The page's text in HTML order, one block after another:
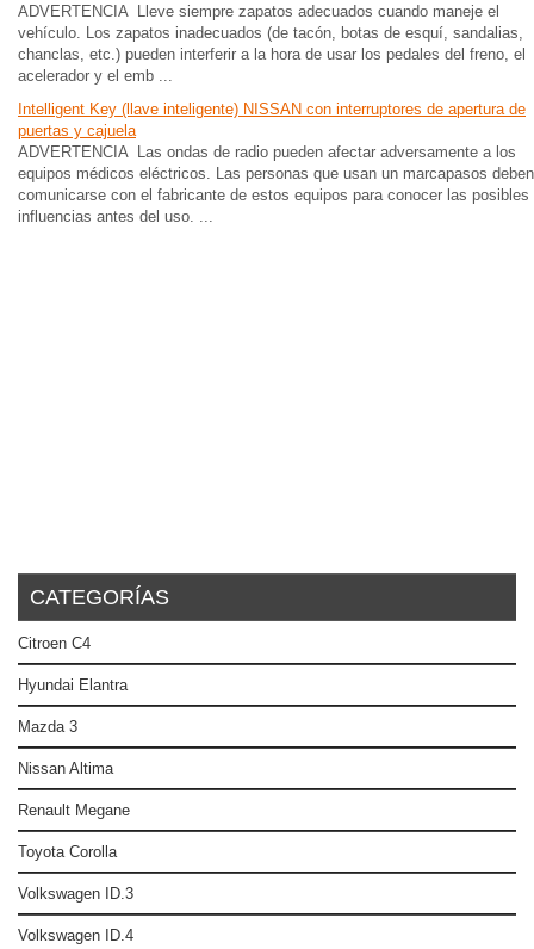
ADVERTENCIA Lleve siempre zapatos adecuados cuando maneje el
vehículo. Los zapatos inadecuados (de tacón, botas de esquí, sandalias,
chanclas, etc.) pueden interferir a la hora de usar los pedales del freno, el
acelerador y el emb ...
Intelligent Key (llave inteligente) NISSAN con interruptores de apertura de
puertas y cajuela
ADVERTENCIA Las ondas de radio pueden afectar adversamente a los
equipos médicos eléctricos. Las personas que usan un marcapasos deben
comunicarse con el fabricante de estos equipos para conocer las posibles
influencias antes del uso. ...
CATEGORÍAS
Citroen C4
Hyundai Elantra
Mazda 3
Nissan Altima
Renault Megane
Toyota Corolla
Volkswagen ID.3
Volkswagen ID.4